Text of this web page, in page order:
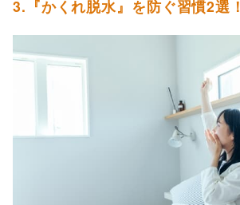
3.『かくれ脱水』を防ぐ習慣2選！